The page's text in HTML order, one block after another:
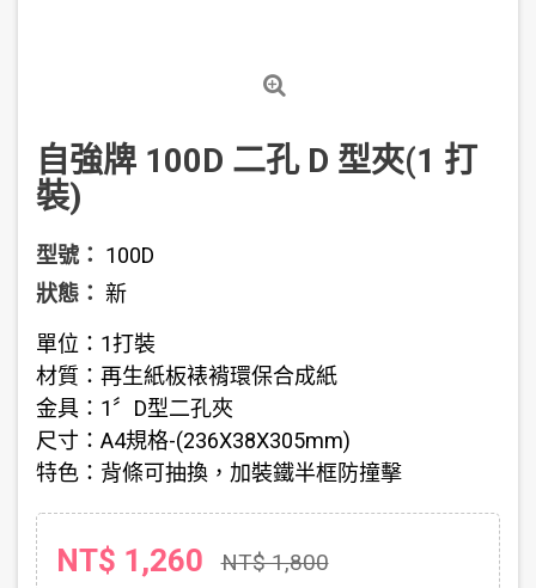
自強牌 100D 二孔 D 型夾(1 打
裝)
型號： 100D
狀態： 新
單位：1打裝
材質：再生紙板裱褙環保合成紙
金具：1〞D型二孔夾
尺寸：A4規格-(236X38X305mm)
特色：背條可抽換，加裝鐵半框防撞擊
NT$ 1,260 NT$ 1,800